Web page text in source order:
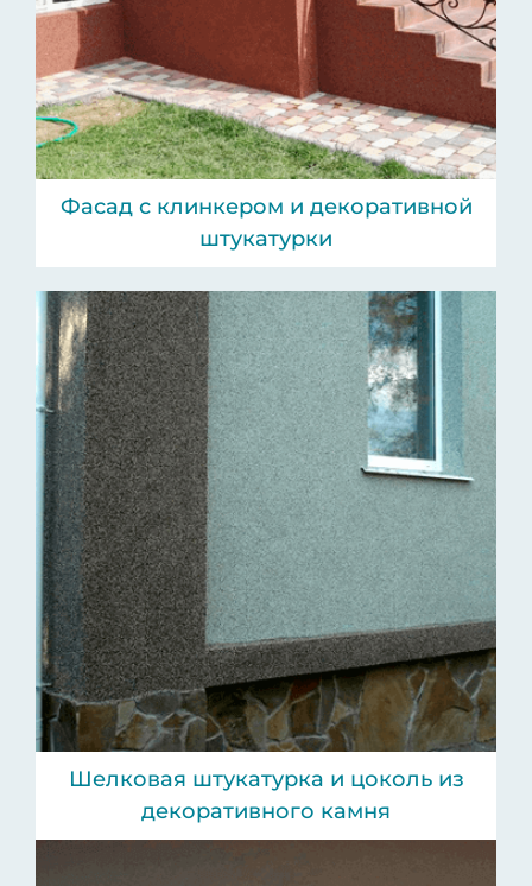
Фасад с клинкером и декоративной
штукатурки
Шелковая штукатурка и цоколь из
декоративного камня